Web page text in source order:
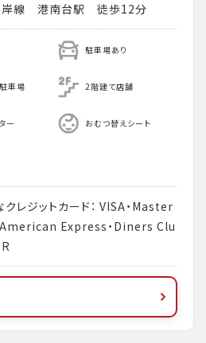
岸線 港南台駅 徒歩12分
駐車場あり
車場 2階建て店舗
ー おむつ替えシート
レジットカード： VISA・Master
American Express・Diners Clu